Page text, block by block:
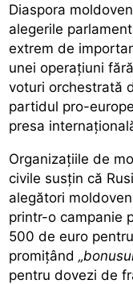
Diaspora
alegerile
extrem de
unei operațiuni
voturi orchestrată
partidul pro-
presa
Organizațiile de
civile susțin că
alegători
printr-o campanie
500 de euro
promițând
pentru dovezi de